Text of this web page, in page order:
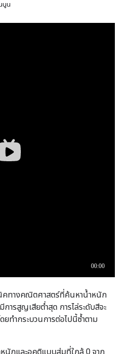
นูน
คทางคณิตศาสตร์ที่ค้นหาน้ำหนัก
การสูญเสียต่ำสุด การไล่ระดับสีจะ
ทำกระบวนการต่อไปนี้ซ้ำตาม
หนักและอคติแบบสุ่มที่ใกล้ 0 จาก